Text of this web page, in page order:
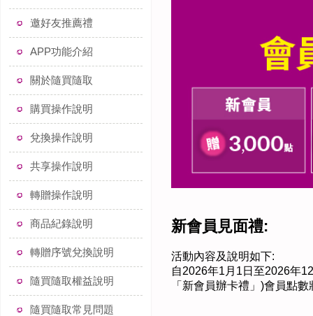
邀好友推薦禮
APP功能介紹
關於隨買隨取
購買操作說明
兌換操作說明
共享操作說明
轉贈操作說明
商品紀錄說明
轉贈序號兌換說明
隨買隨取權益說明
隨買隨取常見問題
新會員見面禮:
活動內容及說明如下:
自2026年1月1日至2026年
「新會員辦卡禮」)會員點